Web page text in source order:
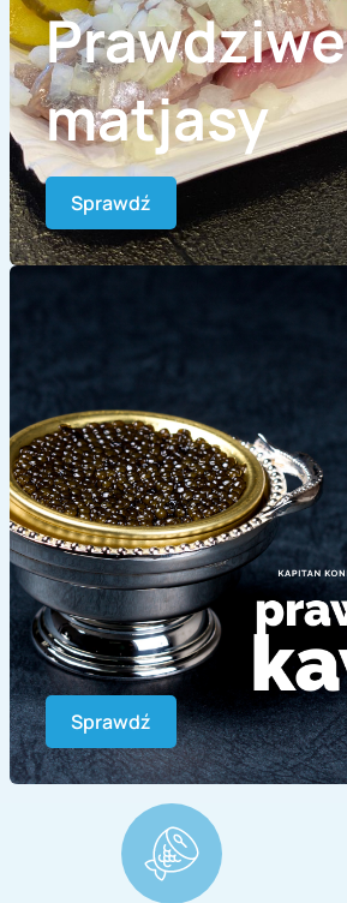
Prawdziwe
matjasy
Sprawdź
Sprawdź